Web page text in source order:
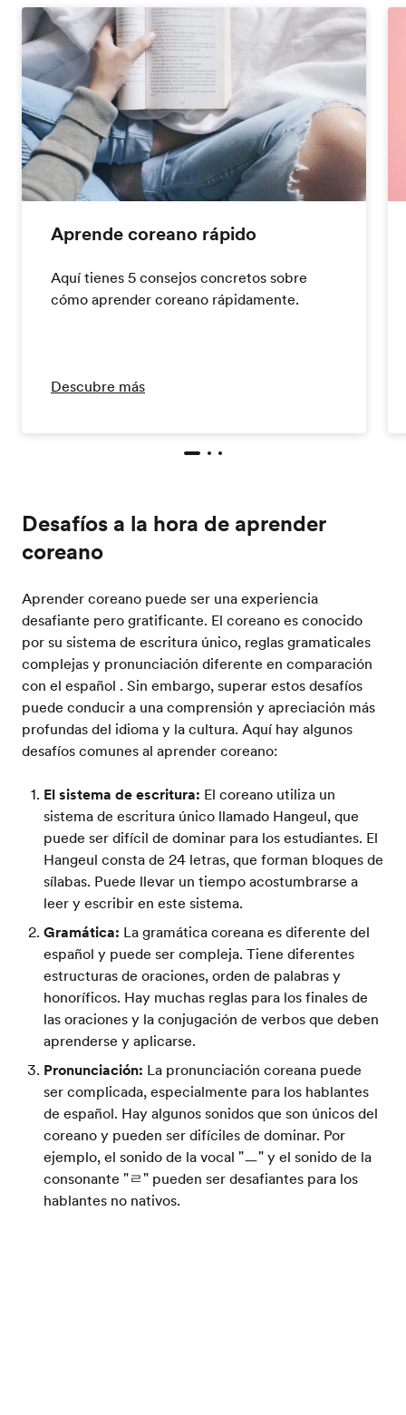
Aprende coreano rápido
Aquí tienes 5 consejos concretos sobre
cómo aprender coreano rápidamente.
Descubre más
Desafíos a la hora de aprender
coreano
Aprender coreano puede ser una experiencia
desafiante pero gratificante. El coreano es conocido
por su sistema de escritura único, reglas gramaticales
complejas y pronunciación diferente en comparación
con el español . Sin embargo, superar estos desafíos
puede conducir a una comprensión y apreciación más
profundas del idioma y la cultura. Aquí hay algunos
desafíos comunes al aprender coreano:
El sistema de escritura: El coreano utiliza un
sistema de escritura único llamado Hangeul, que
puede ser difícil de dominar para los estudiantes. El
Hangeul consta de 24 letras, que forman bloques de
sílabas. Puede llevar un tiempo acostumbrarse a
leer y escribir en este sistema.
Gramática: La gramática coreana es diferente del
español y puede ser compleja. Tiene diferentes
estructuras de oraciones, orden de palabras y
honoríficos. Hay muchas reglas para los finales de
las oraciones y la conjugación de verbos que deben
aprenderse y aplicarse.
Pronunciación: La pronunciación coreana puede
ser complicada, especialmente para los hablantes
de español. Hay algunos sonidos que son únicos del
coreano y pueden ser difíciles de dominar. Por
ejemplo, el sonido de la vocal "ㅡ" y el sonido de la
consonante "ㄹ" pueden ser desafiantes para los
hablantes no nativos.